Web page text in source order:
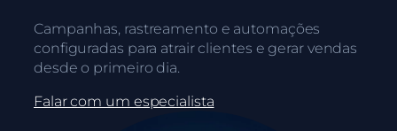
Campanhas, rastreamento e automações
configuradas para atrair clientes e gerar vendas
desde o primeiro dia.
Falar com um especialista